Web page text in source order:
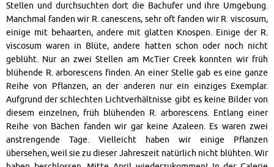
Stellen und durchsuchten dort die Bachufer und ihre Umgebung.
Manchmal fanden wir R. canescens, sehr oft fanden wir R. viscosum,
einige mit behaarten, andere mit glatten Knospen. Einige der R.
viscosum waren in Blüte, andere hatten schon oder noch nicht
geblüht. Nur an zwei Stellen am McTier Creek konnten wir früh
blühende R. arborescens finden. An einer Stelle gab es eine ganze
Reihe von Pflanzen, an der anderen nur ein einziges Exemplar.
Aufgrund der schlechten Lichtverhältnisse gibt es keine Bilder von
diesem einzelnen, früh blühenden R. arborescens. Entlang einer
Reihe von Bächen fanden wir gar keine Azaleen. Es waren zwei
anstrengende Tage. Vielleicht haben wir einige Pflanzen
übersehen, weil sie zu dieser Jahreszeit natürlich nicht blühten. Wir